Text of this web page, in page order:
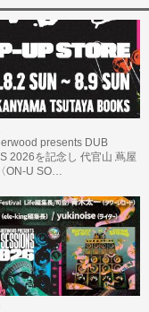
presents DUB
2026を記念し 代官山 蔦屋
ON-U SO…